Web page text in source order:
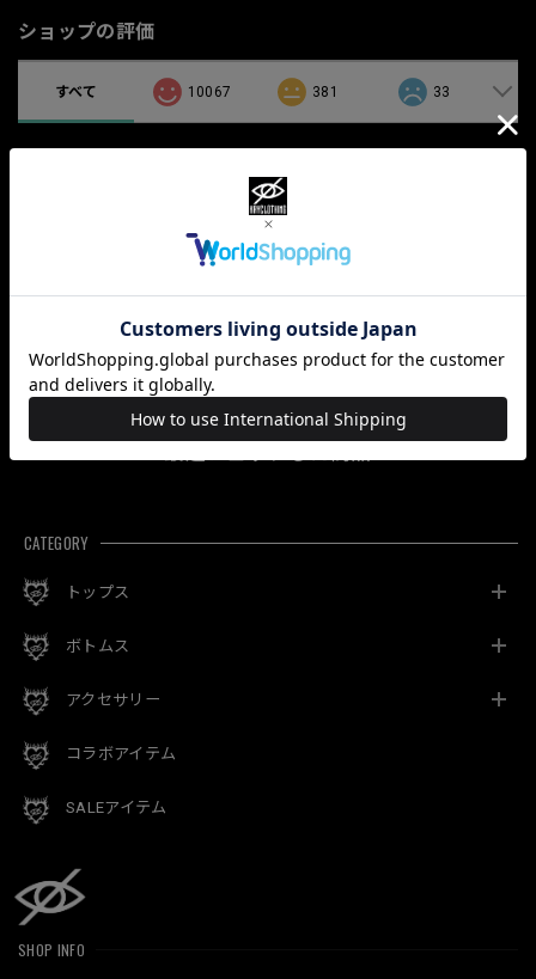
ショップの評価
すべて 10067 381 33
「MOZIPAN」
¥6,264
「KA-GO」
¥6,912
「NAMIDA」
¥8,532
CATEGORY
トップス
ボトムス
アクセサリー
コラボアイテム
SALEアイテム
SHOP INFO